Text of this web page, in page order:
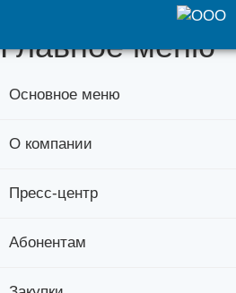
Главное меню
Основное меню
О компании
Пресс-центр
Абонентам